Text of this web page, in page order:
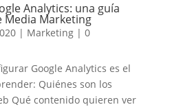
Analytics: una guía
Media Marketing
| Marketing| 0
Google Analytics es el
Quiénes son los
Qué contenido quieren ver